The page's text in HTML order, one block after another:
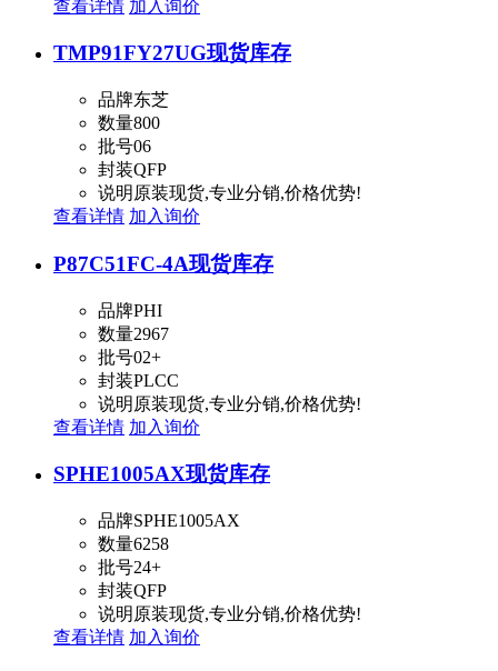
查看详情 加入询价
TMP91FY27UG现货库存
品牌东芝
数量800
批号06
封装QFP
说明 原装现货,专业分销,价格优势!
查看详情 加入询价
P87C51FC-4A现货库存
品牌PHI
数量2967
批号02+
封装PLCC
说明 原装现货,专业分销,价格优势!
查看详情 加入询价
SPHE1005AX现货库存
品牌SPHE1005AX
数量6258
批号24+
封装QFP
说明 原装现货,专业分销,价格优势!
查看详情 加入询价